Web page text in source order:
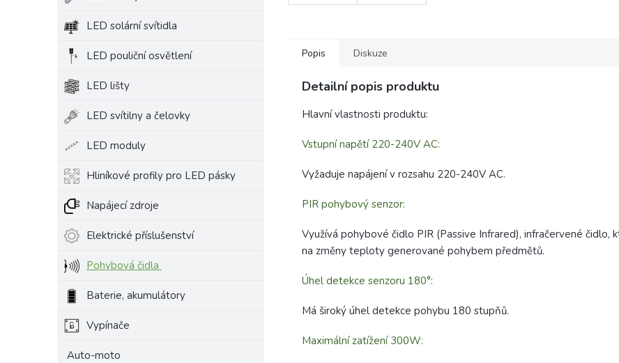
LED solární svítidla
LED pouliční osvětlení
LED lišty
LED svítilny a čelovky
LED moduly
Hliníkové profily pro LED pásky
Napájecí zdroje
Elektrické příslušenství
Pohybová čidla
Baterie, akumulátory
Vypínače
Auto-moto
Popis Diskuze
Detailní popis produktu
Hlavní vlastnosti produktu:
Vstupní napětí 220-240V AC:
Vyžaduje napájení v rozsahu 220-240V AC.
PIR pohybový senzor:
Využívá pohybové čidlo PIR (Passive Infrared), infračervené čidlo,
na změny teploty generované pohybem předmětů.
Úhel detekce senzoru 180°:
Má široký úhel detekce pohybu 180 stupňů.
Maximální zatížení 300W: